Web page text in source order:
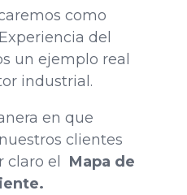
como
del
un ejemplo real
industrial.
en que
clientes
claro el Mapa de